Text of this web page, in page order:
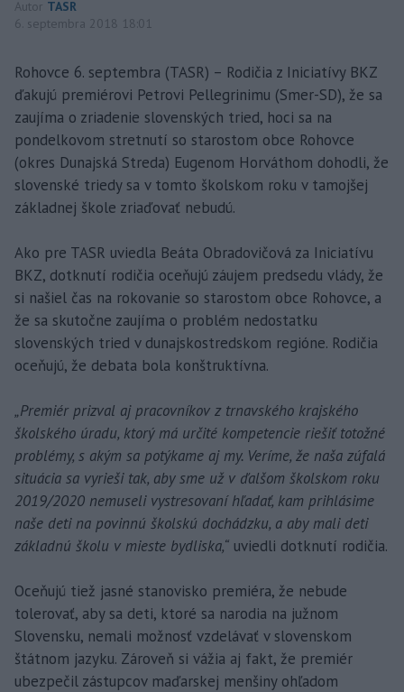
Autor TASR
6. septembra 2018 18:01
Rohovce 6. septembra (TASR) – Rodičia z Iniciatívy BKZ
ďakujú premiérovi Petrovi Pellegrinimu (Smer-SD), že sa
zaujíma o zriadenie slovenských tried, hoci sa na
pondelkovom stretnutí so starostom obce Rohovce
(okres Dunajská Streda) Eugenom Horváthom dohodli, že
slovenské triedy sa v tomto školskom roku v tamojšej
základnej škole zriaďovať nebudú.
Ako pre TASR uviedla Beáta Obradovičová za Iniciatívu
BKZ, dotknutí rodičia oceňujú záujem predsedu vlády, že
si našiel čas na rokovanie so starostom obce Rohovce, a
že sa skutočne zaujíma o problém nedostatku
slovenských tried v dunajskostredskom regióne. Rodičia
oceňujú, že debata bola konštruktívna.
„Premiér prizval aj pracovníkov z trnavského krajského
školského úradu, ktorý má určité kompetencie riešiť totožné
problémy, s akým sa potýkame aj my. Veríme, že naša zúfalá
situácia sa vyrieši tak, aby sme už v ďalšom školskom roku
2019/2020 nemuseli vystresovaní hľadať, kam prihlásime
naše deti na povinnú školskú dochádzku, a aby mali deti
základnú školu v mieste bydliska,“ uviedli dotknutí rodičia.
Oceňujú tiež jasné stanovisko premiéra, že nebude
tolerovať, aby sa deti, ktoré sa narodia na južnom
Slovensku, nemali možnosť vzdelávať v slovenskom
štátnom jazyku. Zároveň si vážia aj fakt, že premiér
ubezpečil zástupcov maďarskej menšiny ohľadom